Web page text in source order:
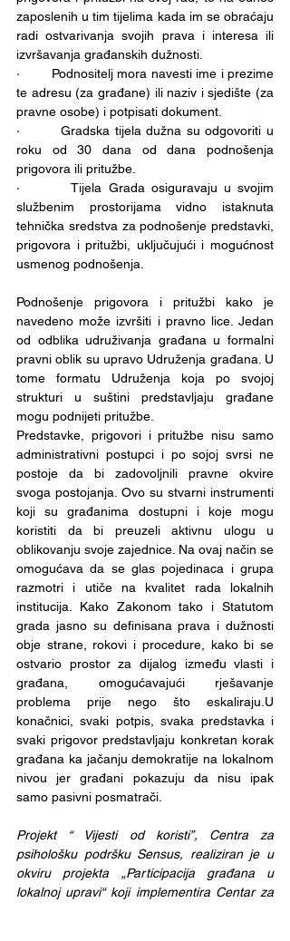
zaposlenih u tim tijelima kada im se obraćaju
radi ostvarivanja svojih prava i interesa ili
izvršavanja građanskih dužnosti.
·        Podnositelj mora navesti ime i prezime
te adresu (za građane) ili naziv i sjedište (za
pravne osobe) i potpisati dokument.
·        Gradska tijela dužna su odgovoriti u
roku od 30 dana od dana podnošenja
prigovora ili pritužbe.
·        Tijela Grada osiguravaju u svojim
službenim prostorijama vidno istaknuta
tehnička sredstva za podnošenje predstavki,
prigovora i pritužbi, uključujući i mogućnost
usmenog podnošenja.
Podnošenje prigovora i pritužbi kako je
navedeno može izvršiti i pravno lice. Jedan
od odblika udruživanja građana u formalni
pravni oblik su upravo Udruženja građana. U
tome formatu Udruženja koja po svojoj
strukturi u suštini predstavljaju građane
mogu podnijeti pritužbe.
Predstavke, prigovori i pritužbe nisu samo
administrativni postupci i po sojoj svrsi ne
postoje da bi zadovoljnili pravne okvire
svoga postojanja. Ovo su stvarni instrumenti
koji su građanima dostupni i koje mogu
koristiti da bi preuzeli aktivnu ulogu u
oblikovanju svoje zajednice. Na ovaj način se
omogućava da se glas pojedinaca i grupa
razmotri i utiče na kvalitet rada lokalnih
institucija. Kako Zakonom tako i Statutom
grada jasno su definisana prava i dužnosti
obje strane, rokovi i procedure, kako bi se
ostvario prostor za dijalog između vlasti i
građana, omogućavajući rješavanje
problema prije nego što eskaliraju.U
konačnici, svaki potpis, svaka predstavka i
svaki prigovor predstavljaju konkretan korak
građana ka jačanju demokratije na lokalnom
nivou jer građani pokazuju da nisu ipak
samo pasivni posmatrači.
Projekt “ Vijesti od koristi”, Centra za
psihološku podršku Sensus, realiziran je u
okviru projekta „Participacija građana u
lokalnoj upravi“ koji implementira Centar za